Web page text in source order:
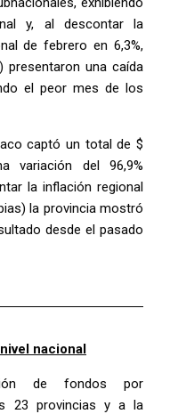
y, al descontar la
de febrero en 6,3%,
presentaron una caída
el peor mes de los
captó un total de $
variación del 96,9%
la inflación regional
la provincia mostró
desde el pasado
nacional
de fondos por
23 provincias y a la